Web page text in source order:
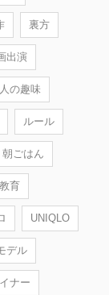
裏方
出演
の趣味
ルール
朝ごはん
育
UNIQLO
デル
ナー